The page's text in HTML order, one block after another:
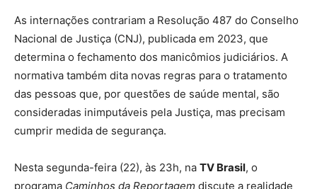
As internações contrariam a Resolução 487 do Conselho
Nacional de Justiça (CNJ), publicada em 2023, que
determina o fechamento dos manicômios judiciários. A
normativa também dita novas regras para o tratamento
das pessoas que, por questões de saúde mental, são
consideradas inimputáveis pela Justiça, mas precisam
cumprir medida de segurança.
Nesta segunda-feira (22), às 23h, na TV Brasil, o
programa Caminhos da Reportagem discute a realidade